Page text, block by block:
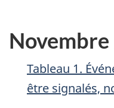
Tableau 1.
être signalés,